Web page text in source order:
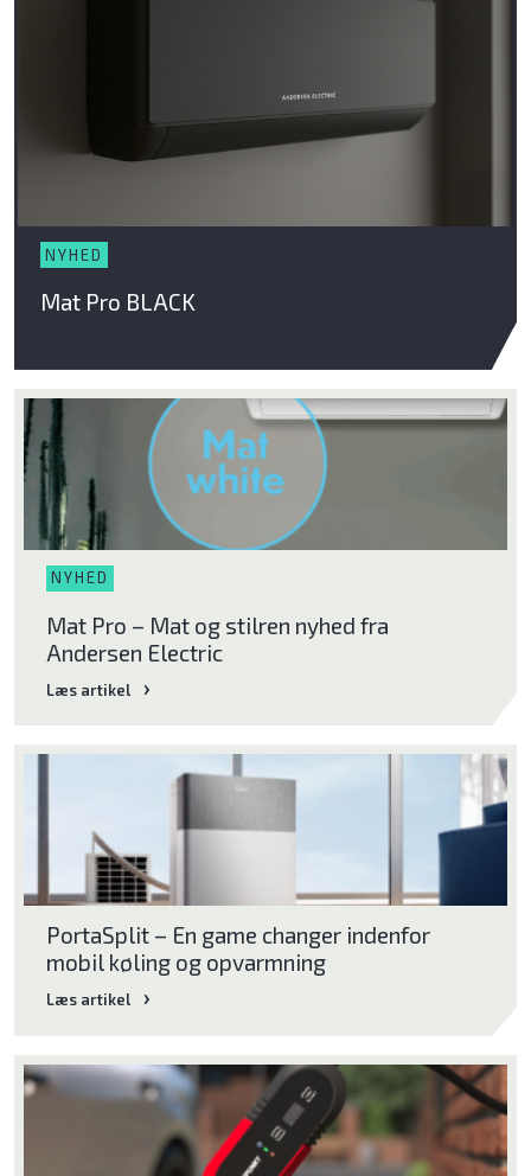
El ladekabler
Brands
Andersen Electric
Qlima
Qventi
Midea
Blaupunkt
NYHED
Mat Pro BLACK
NYHED
Mat Pro – Mat og stilren nyhed fra
Andersen Electric
Læs artikel
PortaSplit – En game changer indenfor
mobil køling og opvarmning
Læs artikel